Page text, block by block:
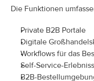
Die Funktionen
Private B2B Portale
Digitale
Workflows für das
Self-Service-
B2B-